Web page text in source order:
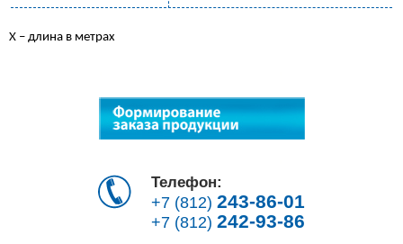
Телефон:
+7 (812)243-86-01
+7 (812)242-93-86
Х – длина в метрах